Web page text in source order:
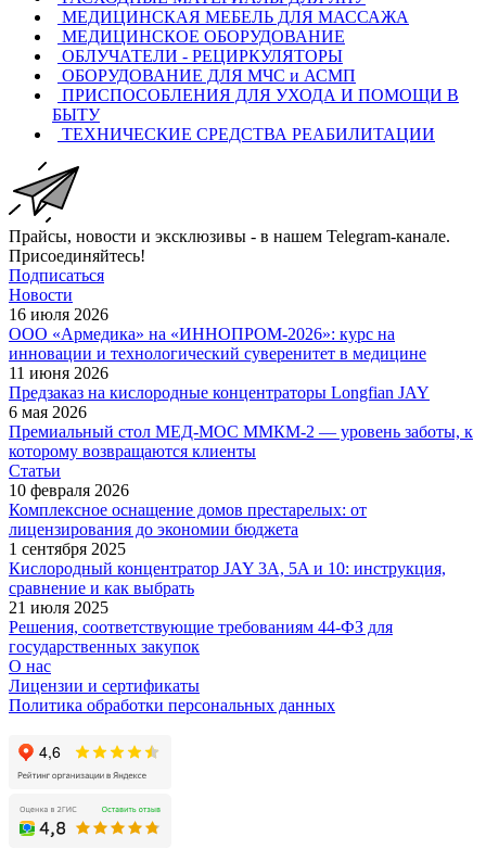
МЕДИЦИНСКАЯ МЕБЕЛЬ ДЛЯ МАССАЖА
МЕДИЦИНСКОЕ ОБОРУДОВАНИЕ
ОБЛУЧАТЕЛИ - РЕЦИРКУЛЯТОРЫ
ОБОРУДОВАНИЕ ДЛЯ МЧС и АСМП
ПРИСПОСОБЛЕНИЯ ДЛЯ УХОДА И ПОМОЩИ В
БЫТУ
ТЕХНИЧЕСКИЕ СРЕДСТВА РЕАБИЛИТАЦИИ
Прайсы, новости и эксклюзивы - в нашем Telegram-канале.
Присоединяйтесь!
Подписаться
Новости
16 июля 2026
ООО «Армедика» на «ИННОПРОМ-2026»: курс на
инновации и технологический суверенитет в медицине
11 июня 2026
Предзаказ на кислородные концентраторы Longfian JAY
6 мая 2026
Премиальный стол МЕД-МОС ММКМ-2 — уровень заботы, к
которому возвращаются клиенты
Статьи
10 февраля 2026
Комплексное оснащение домов престарелых: от
лицензирования до экономии бюджета
1 сентября 2025
Кислородный концентратор JAY 3A, 5A и 10: инструкция,
сравнение и как выбрать
21 июля 2025
Решения, соответствующие требованиям 44-ФЗ для
государственных закупок
О нас
Лицензии и сертификаты
Политика обработки персональных данных